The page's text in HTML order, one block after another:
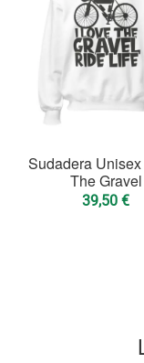
Sudadera
The Gravel
39,50 €